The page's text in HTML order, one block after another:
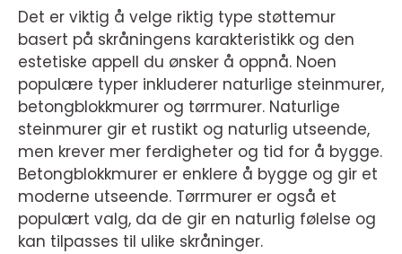
Det er viktig å velge riktig type støttemur
basert på skråningens karakteristikk og den
estetiske appell du ønsker å oppnå. Noen
populære typer inkluderer naturlige steinmurer,
betongblokkmurer og tørrmurer. Naturlige
steinmurer gir et rustikt og naturlig utseende,
men krever mer ferdigheter og tid for å bygge.
Betongblokkmurer er enklere å bygge og gir et
moderne utseende. Tørrmurer er også et
populært valg, da de gir en naturlig følelse og
kan tilpasses til ulike skråninger.